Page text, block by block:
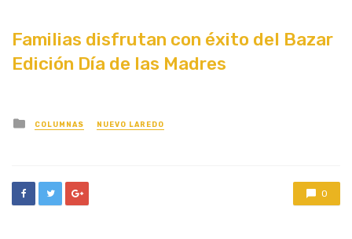
Familias disfrutan con éxito del Bazar
Edición Día de las Madres
Posted
in
COLUMNAS NUEVO LAREDO
0